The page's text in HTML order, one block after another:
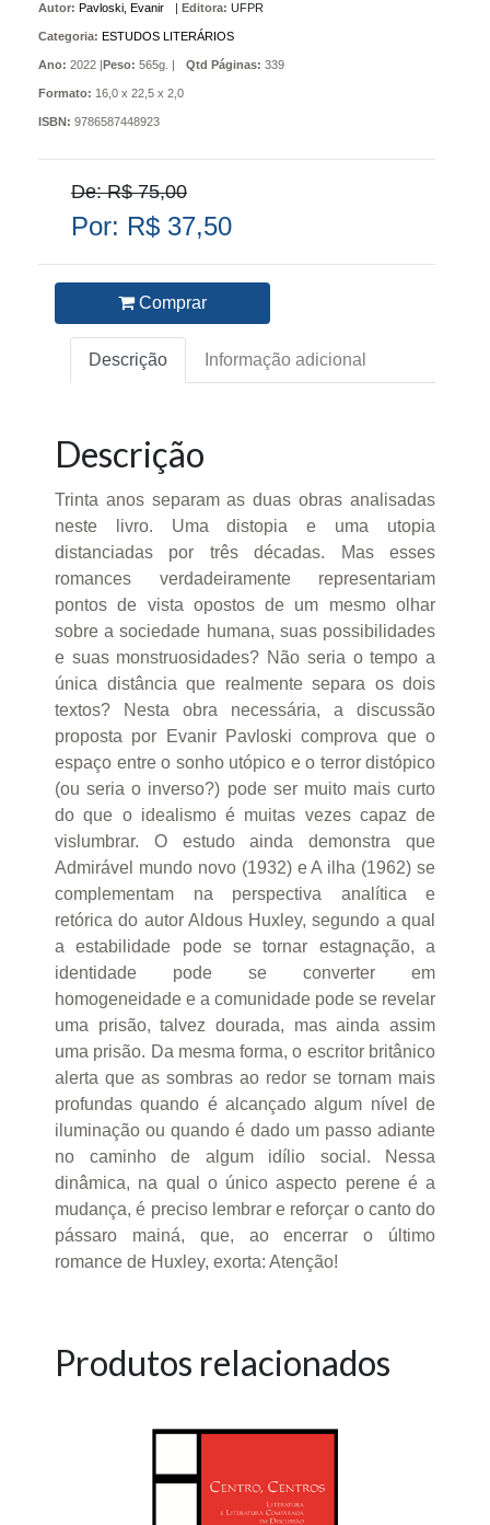
Autor: Pavloski, Evanir Editora: UFPR
Categoria: ESTUDOS LITERÁRIOS
Ano: 2022 | Peso: 565g. | Qtd Páginas: 339
Formato: 16,0 x 22,5 x 2,0
ISBN: 9786587448923
De: R$ 75,00
Por: R$ 37,50
Comprar
Descrição Informação adicional
Descrição
Trinta anos separam as duas obras analisadas
neste livro. Uma distopia e uma utopia
distanciadas por três décadas. Mas esses
romances verdadeiramente representariam
pontos de vista opostos de um mesmo olhar
sobre a sociedade humana, suas possibilidades
e suas monstruosidades? Não seria o tempo a
única distância que realmente separa os dois
textos? Nesta obra necessária, a discussão
proposta por Evanir Pavloski comprova que o
espaço entre o sonho utópico e o terror distópico
(ou seria o inverso?) pode ser muito mais curto
do que o idealismo é muitas vezes capaz de
vislumbrar. O estudo ainda demonstra que
Admirável mundo novo (1932) e A ilha (1962) se
complementam na perspectiva analítica e
retórica do autor Aldous Huxley, segundo a qual
a estabilidade pode se tornar estagnação, a
identidade pode se converter em
homogeneidade e a comunidade pode se revelar
uma prisão, talvez dourada, mas ainda assim
uma prisão. Da mesma forma, o escritor britânico
alerta que as sombras ao redor se tornam mais
profundas quando é alcançado algum nível de
iluminação ou quando é dado um passo adiante
no caminho de algum idílio social. Nessa
dinâmica, na qual o único aspecto perene é a
mudança, é preciso lembrar e reforçar o canto do
pássaro mainá, que, ao encerrar o último
romance de Huxley, exorta: Atenção!
Produtos relacionados